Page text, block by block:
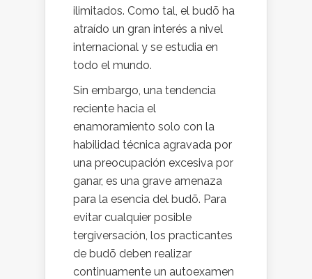
ilimitados. Como tal, el budō ha
atraído un gran interés a nivel
internacional y se estudia en
todo el mundo.
Sin embargo, una tendencia
reciente hacia el
enamoramiento solo con la
habilidad técnica agravada por
una preocupación excesiva por
ganar, es una grave amenaza
para la esencia del budō. Para
evitar cualquier posible
tergiversación, los practicantes
de budō deben realizar
continuamente un autoexamen